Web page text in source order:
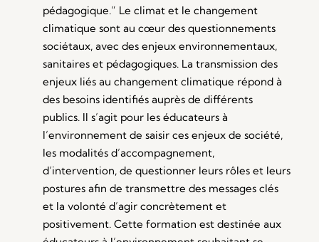
pédagogique.” Le climat et le changement
climatique sont au cœur des questionnements
sociétaux, avec des enjeux environnementaux,
sanitaires et pédagogiques. La transmission des
enjeux liés au changement climatique répond à
des besoins identifiés auprès de différents
publics. Il s’agit pour les éducateurs à
l’environnement de saisir ces enjeux de société,
les modalités d’accompagnement,
d’intervention, de questionner leurs rôles et leurs
postures afin de transmettre des messages clés
et la volonté d’agir concrètement et
positivement. Cette formation est destinée aux